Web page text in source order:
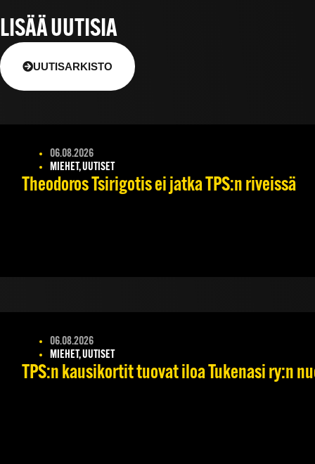
LISÄÄ UUTISIA
UUTISARKISTO
06.08.2026
MIEHET, UUTISET
Theodoros Tsirigotis ei jatka TPS:n riveissä
06.08.2026
MIEHET, UUTISET
TPS:n kausikortit tuovat iloa Tukenasi ry:n